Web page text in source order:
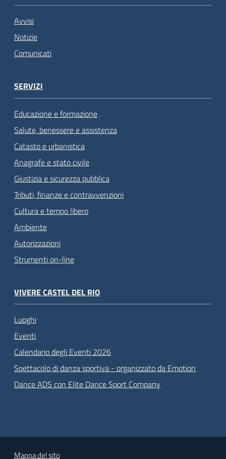
Avvisi
Notizie
Comunicati
SERVIZI
Educazione e formazione
Salute, benessere e assistenza
Catasto e urbanistica
Anagrafe e stato civile
Giustizia e sicurezza pubblica
Tributi, finanze e contravvenzioni
Cultura e tempo libero
Ambiente
Autorizzazioni
Strumenti on-line
VIVERE CASTEL DEL RIO
Luoghi
Eventi
Calendario degli Eventi 2026
Spettacolo di danza sportiva - organizzato da Emotion
Dance ADS con Elite Dance Sport Company
Mappa del sito